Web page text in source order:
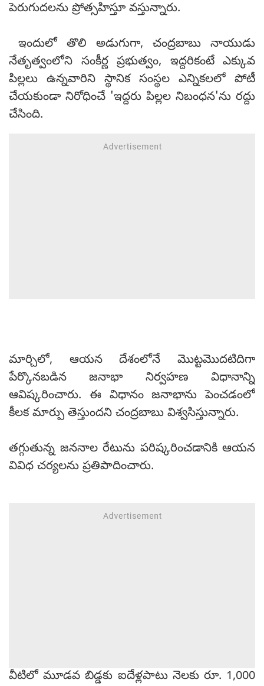
పెరుగుదలను ప్రోత్సహిస్తూ వస్తున్నారు.
ఇందులో తొలి అడుగుగా, చంద్రబాబు నాయుడు
నేతృత్వంలోని సంకీర్ణ ప్రభుత్వం, ఇద్దరికంటే ఎక్కువ
పిల్లలు ఉన్నవారిని స్థానిక సంస్థల ఎన్నికలలో పోటీ
చేయకుండా నిరోధించే 'ఇద్దరు పిల్లల నిబంధన'ను రద్దు
చేసింది.
మార్చిలో, ఆయన దేశంలోనే మొట్టమొదటిదిగా
పేర్కొనబడిన జనాభా నిర్వహణ విధానాన్ని
ఆవిష్కరించారు. ఈ విధానం జనాభాను పెంచడంలో
కీలక మార్పు తెస్తుందని చంద్రబాబు విశ్వసిస్తున్నారు.
తగ్గుతున్న జననాల రేటును పరిష్కరించడానికి ఆయన
వివిధ చర్యలను ప్రతిపాదించారు.
వీటిలో మూడవ బిడ్డకు ఐదేళ్లపాటు నెలకు రూ. 1,000